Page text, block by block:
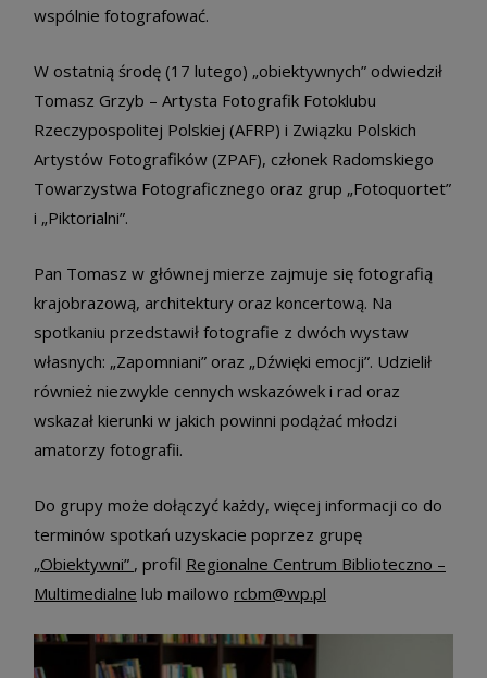
wspólnie fotografować.
W ostatnią środę (17 lutego) „obiektywnych” odwiedził
Tomasz Grzyb – Artysta Fotografik Fotoklubu
Rzeczypospolitej Polskiej (AFRP) i Związku Polskich
Artystów Fotografików (ZPAF), członek Radomskiego
Towarzystwa Fotograficznego oraz grup „Fotoquortet”
i „Piktorialni”.
Pan Tomasz w głównej mierze zajmuje się fotografią
krajobrazową, architektury oraz koncertową. Na
spotkaniu przedstawił fotografie z dwóch wystaw
własnych: „Zapomniani” oraz „Dźwięki emocji”. Udzielił
również niezwykle cennych wskazówek i rad oraz
wskazał kierunki w jakich powinni podążać młodzi
amatorzy fotografii.
Do grupy może dołączyć każdy, więcej informacji co do
terminów spotkań uzyskacie poprzez grupę
„Obiektywni” , profil Regionalne Centrum Biblioteczno –
Multimedialne lub mailowo rcbm@wp.pl